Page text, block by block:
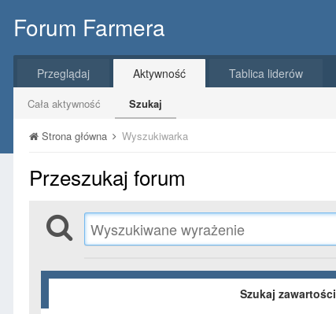
Forum Farmera
Przeglądaj Aktywność
Cała aktywność Szukaj
Tablica liderów
Strona główna Wyszukiwarka
Przeszukaj forum
Szukaj zawartości